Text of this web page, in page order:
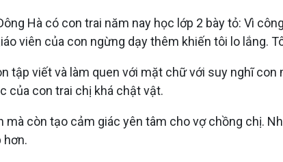
Hà có con trai năm nay học lớp 2 bày tỏ: Vì
viên của con ngừng dạy thêm khiến tôi lo lắng.
tập viết và làm quen với mặt chữ với suy nghĩ
của con trai chị khá chật vật.
còn tạo cảm giác yên tâm cho vợ chồng chị.
hơn.